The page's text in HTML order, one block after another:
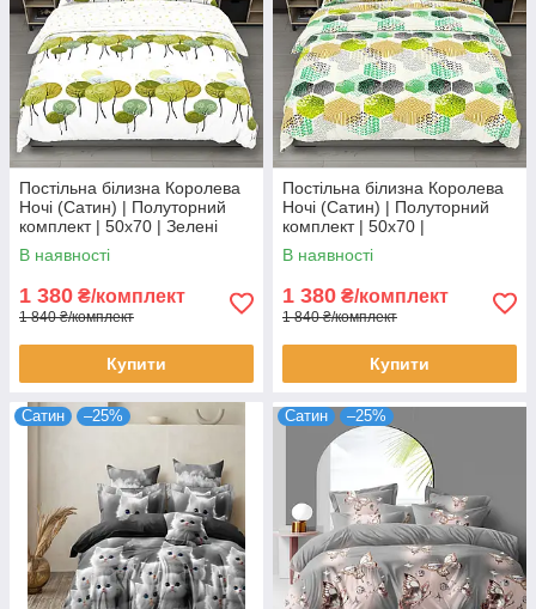
Постільна білизна Королева
Ночі (Сатин) | Полуторний
комплект | 50х70 | Зелені
дерева на білому
В наявності
1 380 ₴/комплект
1 840 ₴/комплект
Купити
Постільна білизна Королева
Ночі (Сатин) | Полуторний
комплект | 50х70 |
Різнокольорова абстракція на
світлому
В наявності
1 380 ₴/комплект
1 840 ₴/комплект
Купити
Сатин –25% Сатин –25%